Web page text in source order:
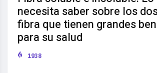
necesita saber sobre los
fibra que tienen grandes
para su salud
1938